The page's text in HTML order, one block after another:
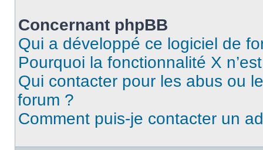
Concernant phpBB
Qui a développé ce logiciel de
Pourquoi la fonctionnalité X
Qui contacter pour les abus ou
forum ?
Comment puis-je contacter un